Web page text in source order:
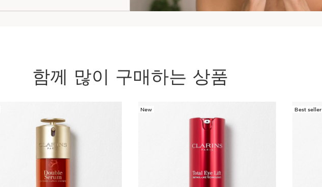
함께 많이 구매하는 상품
New Best seller